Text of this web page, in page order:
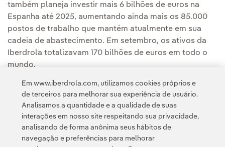
também planeja investir mais 6 bilhões de euros na
Espanha até 2025, aumentando ainda mais os 85.000
postos de trabalho que mantém atualmente em sua
cadeia de abastecimento. Em setembro, os ativos da
Iberdrola totalizavam 170 bilhões de euros em todo o
mundo.
Em www.iberdrola.com, utilizamos cookies próprios e
de terceiros para melhorar sua experiência de usuário.
Analisamos a quantidade e a qualidade de suas
interações em nosso site respeitando sua privacidade,
analisando de forma anônima seus hábitos de
navegação e preferências para melhorar